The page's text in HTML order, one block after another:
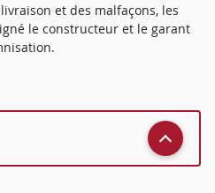
et des malfaçons, les
le constructeur et le garant